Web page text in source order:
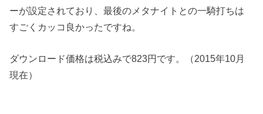
ーが設定されており、最後のメタナイトとの一騎打ちは
すごくカッコ良かったですね。
ダウンロード価格は税込みで823円です。（2015年10月
現在）